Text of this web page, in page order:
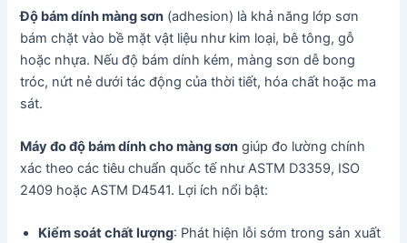
Độ bám dính màng sơn (adhesion) là khả năng lớp sơn
bám chặt vào bề mặt vật liệu như kim loại, bê tông, gỗ
hoặc nhựa. Nếu độ bám dính kém, màng sơn dễ bong
tróc, nứt nẻ dưới tác động của thời tiết, hóa chất hoặc ma
sát.
Máy đo độ bám dính cho màng sơn giúp đo lường chính
xác theo các tiêu chuẩn quốc tế như ASTM D3359, ISO
2409 hoặc ASTM D4541. Lợi ích nổi bật:
Kiểm soát chất lượng: Phát hiện lỗi sớm trong sản xuất